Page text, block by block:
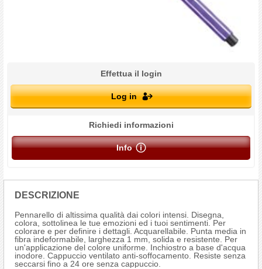
Effettua il login
Log in
Richiedi informazioni
Info
DESCRIZIONE
Pennarello di altissima qualità dai colori intensi. Disegna,
colora, sottolinea le tue emozioni ed i tuoi sentimenti. Per
colorare e per definire i dettagli. Acquarellabile. Punta media in
fibra indeformabile, larghezza 1 mm, solida e resistente. Per
un'applicazione del colore uniforme. Inchiostro a base d'acqua
inodore. Cappuccio ventilato anti-soffocamento. Resiste senza
seccarsi fino a 24 ore senza cappuccio.